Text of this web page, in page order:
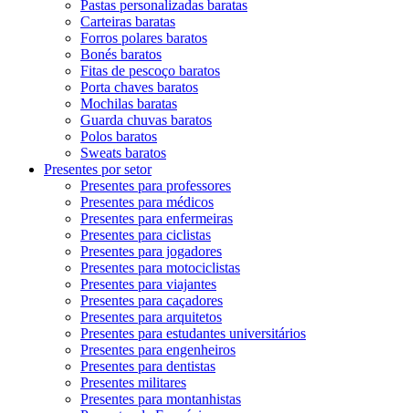
Pastas personalizadas baratas
Carteiras baratas
Forros polares baratos
Bonés baratos
Fitas de pescoço baratos
Porta chaves baratos
Mochilas baratas
Guarda chuvas baratos
Polos baratos
Sweats baratos
Presentes por setor
Presentes para professores
Presentes para médicos
Presentes para enfermeiras
Presentes para ciclistas
Presentes para jogadores
Presentes para motociclistas
Presentes para viajantes
Presentes para caçadores
Presentes para arquitetos
Presentes para estudantes universitários
Presentes para engenheiros
Presentes para dentistas
Presentes militares
Presentes para montanhistas